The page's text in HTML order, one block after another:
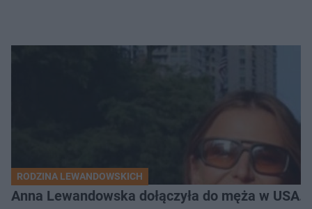
RODZINA LEWANDOWSKICH
Anna Lewandowska dołączyła do męża w